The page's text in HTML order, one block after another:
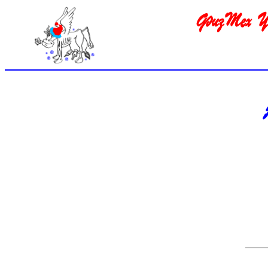
ФизТех